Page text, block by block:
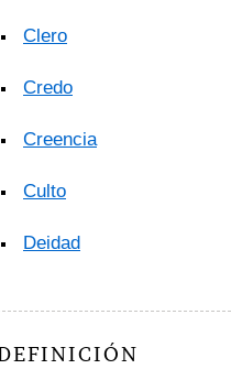
Clero
Credo
Creencia
Culto
Deidad